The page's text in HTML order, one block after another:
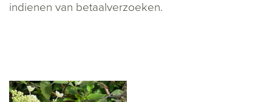
indienen van betaalverzoeken.